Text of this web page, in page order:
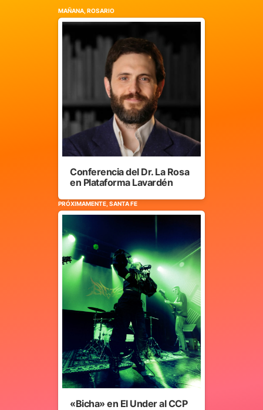
MAÑANA, ROSARIO
Conferencia del Dr. La Rosa
en Plataforma Lavardén
PRÓXIMAMENTE, SANTA FE
«Bicha» en El Under al CCP